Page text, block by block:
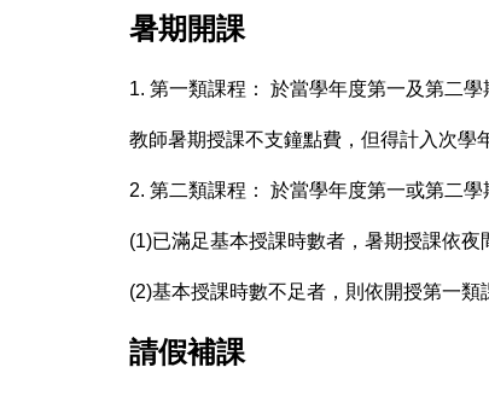
暑期開課
1. 第一類課程： 於當學年度第一及第二
教師暑期授課不支鐘點費，但得計入次學
2. 第二類課程： 於當學年度第一或第二
(1)已滿足基本授課時數者，暑期授課依夜
(2)基本授課時數不足者，則依開授第一類
請假補課